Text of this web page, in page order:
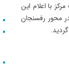
با اعلام این
سواری پراید در محور رفسنجان